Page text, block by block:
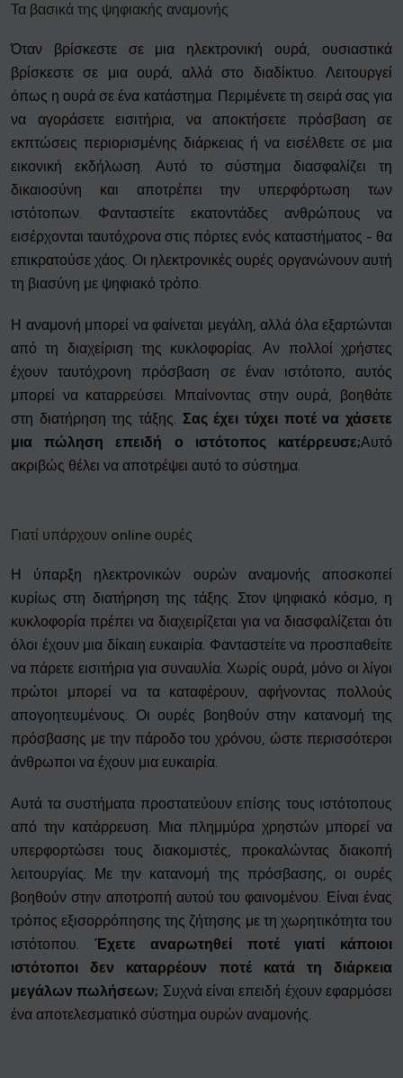
Τα βασικά της ψηφιακής αναμονής
Όταν βρίσκεστε σε μια ηλεκτρονική ουρά, ουσιαστικά
βρίσκεστε σε μια ουρά, αλλά στο διαδίκτυο. Λειτουργεί
όπως η ουρά σε ένα κατάστημα. Περιμένετε τη σειρά σας για
να αγοράσετε εισιτήρια, να αποκτήσετε πρόσβαση σε
εκπτώσεις περιορισμένης διάρκειας ή να εισέλθετε σε μια
εικονική εκδήλωση. Αυτό το σύστημα διασφαλίζει τη
δικαιοσύνη και αποτρέπει την υπερφόρτωση των
ιστότοπων. Φανταστείτε εκατοντάδες ανθρώπους να
εισέρχονται ταυτόχρονα στις πόρτες ενός καταστήματος - θα
επικρατούσε χάος. Οι ηλεκτρονικές ουρές οργανώνουν αυτή
τη βιασύνη με ψηφιακό τρόπο.
Η αναμονή μπορεί να φαίνεται μεγάλη, αλλά όλα εξαρτώνται
από τη διαχείριση της κυκλοφορίας. Αν πολλοί χρήστες
έχουν ταυτόχρονη πρόσβαση σε έναν ιστότοπο, αυτός
μπορεί να καταρρεύσει. Μπαίνοντας στην ουρά, βοηθάτε
στη διατήρηση της τάξης. Σας έχει τύχει ποτέ να χάσετε
μια πώληση επειδή ο ιστότοπος κατέρρευσε;Αυτό
ακριβώς θέλει να αποτρέψει αυτό το σύστημα.
Γιατί υπάρχουν online ουρές
Η ύπαρξη ηλεκτρονικών ουρών αναμονής αποσκοπεί
κυρίως στη διατήρηση της τάξης. Στον ψηφιακό κόσμο, η
κυκλοφορία πρέπει να διαχειρίζεται για να διασφαλίζεται ότι
όλοι έχουν μια δίκαιη ευκαιρία. Φανταστείτε να προσπαθείτε
να πάρετε εισιτήρια για συναυλία. Χωρίς ουρά, μόνο οι λίγοι
πρώτοι μπορεί να τα καταφέρουν, αφήνοντας πολλούς
απογοητευμένους. Οι ουρές βοηθούν στην κατανομή της
πρόσβασης με την πάροδο του χρόνου, ώστε περισσότεροι
άνθρωποι να έχουν μια ευκαιρία.
Αυτά τα συστήματα προστατεύουν επίσης τους ιστότοπους
από την κατάρρευση. Μια πλημμύρα χρηστών μπορεί να
υπερφορτώσει τους διακομιστές, προκαλώντας διακοπή
λειτουργίας. Με την κατανομή της πρόσβασης, οι ουρές
βοηθούν στην αποτροπή αυτού του φαινομένου. Είναι ένας
τρόπος εξισορρόπησης της ζήτησης με τη χωρητικότητα του
ιστότοπου. Έχετε αναρωτηθεί ποτέ γιατί κάποιοι
ιστότοποι δεν καταρρέουν ποτέ κατά τη διάρκεια
μεγάλων πωλήσεων; Συχνά είναι επειδή έχουν εφαρμόσει
ένα αποτελεσματικό σύστημα ουρών αναμονής.